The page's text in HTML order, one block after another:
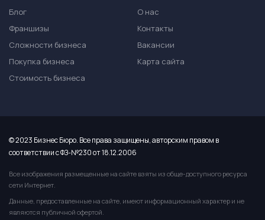
Блог
Франшизы
Сложности бизнеса
Покупка бизнеса
Стоимость бизнеса
О нас
Контакты
Вакансии
Карта сайта
© 2023 Бизнес Бюро. Все права защищены, авторским правом в
соответствии с ФЗ-№230 от 18.12.2006
Все изображения размещенные на сайте взяты из обще-доступного ресурса
сети Интернет.
Данные, предоставленные на сайте, имеют информационный характер и не
являются публичной офертой.